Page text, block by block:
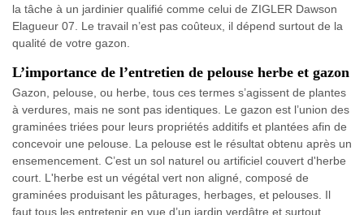
la tâche à un jardinier qualifié comme celui de ZIGLER Dawson
Elagueur 07. Le travail n’est pas coûteux, il dépend surtout de la
qualité de votre gazon.
L’importance de l’entretien de pelouse herbe et gazon
Gazon, pelouse, ou herbe, tous ces termes s’agissent de plantes
à verdures, mais ne sont pas identiques. Le gazon est l’union des
graminées triées pour leurs propriétés additifs et plantées afin de
concevoir une pelouse. La pelouse est le résultat obtenu après un
ensemencement. C’est un sol naturel ou artificiel couvert d'herbe
court. L'herbe est un végétal vert non aligné, composé de
graminées produisant les pâturages, herbages, et pelouses. Il
faut tous les entretenir en vue d’un jardin verdâtre et surtout